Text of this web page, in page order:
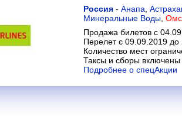
Россия - Анапа
Минеральные Воды
Продажа билетов с
Перелет с 09.09.2019 до
Количество мест
Таксы и сборы включены
Подробнее о спецАкции